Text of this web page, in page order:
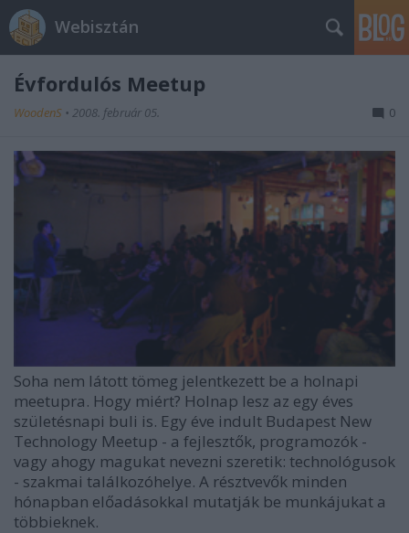
Webisztán
Évfordulós Meetup
WoodenS • 2008. február 05. 0
Soha nem látott tömeg jelentkezett be a holnapi
meetupra. Hogy miért? Holnap lesz az egy éves
születésnapi buli is. Egy éve indult Budapest New
Technology Meetup - a fejlesztők, programozók -
vagy ahogy magukat nevezni szeretik: technológusok
- szakmai találkozóhelye. A résztvevők minden
hónapban előadásokkal mutatják be munkájukat a
többieknek.